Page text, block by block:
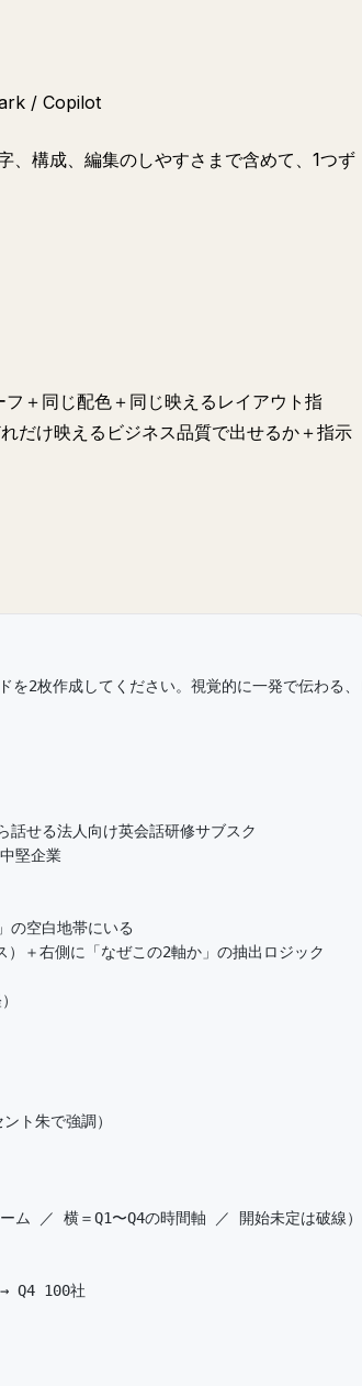
/ Copilot
、構成、編集のしやすさまで含めて、1つず
＋同じ配色＋同じ映えるレイアウト指
だけ映えるビジネス品質で出せるか＋指示
2枚作成してください。視覚的に一発で伝わる
せる法人向け英会話研修サブスク
堅企業
空白地帯にいる
＋右側に「なぜこの2軸か」の抽出ロジック
ト朱で強調）
ム ／ 横＝Q1〜Q4の時間軸 ／ 開始未定は破線）
Q4 100社